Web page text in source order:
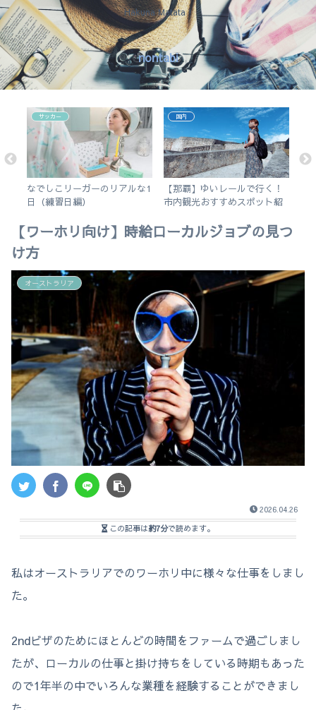
Hakuna Matata !
nontabi
サッカー
なでしこリーガーのリアルな1
日（練習日編）
国内
【那覇】ゆいレールで行く！
市内観光おすすめスポット紹
【ワーホリ向け】時給ローカルジョブの見つ
け方
オーストラリア
2026.04.26
この記事は約7分で読めます。
私はオーストラリアでのワーホリ中に様々な仕事をしまし
た。
2ndビザのためにほとんどの時間をファームで過ごしまし
たが、ローカルの仕事と掛け持ちをしている時期もあった
ので1年半の中でいろんな業種を経験することができまし